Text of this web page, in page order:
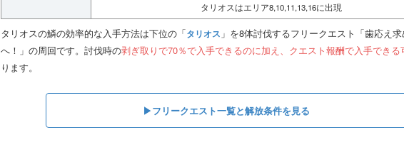
タリオスはエリア8,10,11,13,16に出現
タリオスの鱗の効率的な入手方法は下位の「タリオス 」を8体討伐するフリークエスト「歯応え
へ！」の周回です。討伐時の剥ぎ取りで70％で入手できるのに加え、クエスト報酬で入手できる
ります。
▶︎フリークエスト一覧と解放条件を見る